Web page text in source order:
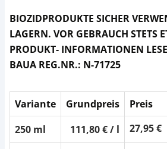
BIOZIDPRODUKTE SICHER
LAGERN. VOR GEBRAUCH STETS
PRODUKT- INFORMATIONEN
BAUA REG.NR.: N-71725
Variante Grundpreis
Preis
250 ml
111,80 € / l 27,95 €